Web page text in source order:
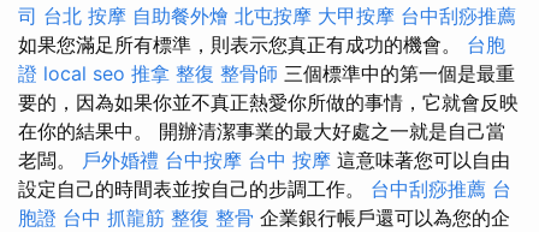
司 台北 按摩 自助餐外燴 北屯按摩 大甲按摩 台中刮痧推薦
如果您滿足所有標準，則表示您真正有成功的機會。 台胞
證 local seo 推拿 整復 整骨師 三個標準中的第一個是最重
要的，因為如果你並不真正熱愛你所做的事情，它就會反映
在你的結果中。 開辦清潔事業的最大好處之一就是自己當
老闆。 戶外婚禮 台中按摩 台中 按摩 這意味著您可以自由
設定自己的時間表並按自己的步調工作。 台中刮痧推薦 台
胞證 台中 抓龍筋 整復 整骨 企業銀行帳戶還可以為您的企